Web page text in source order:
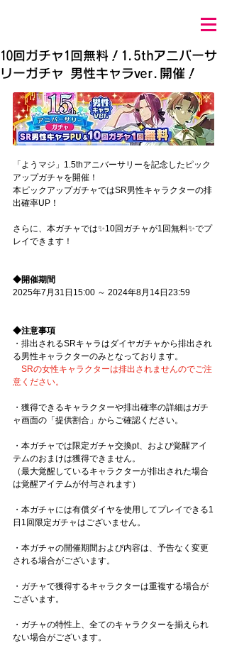
10回ガチャ1回無料！1.5thアニバーサ
リーガチャ 男性キャラver.開催！
「ようマジ」1.5thアニバーサリーを記念したピック
アップガチャを開催！
本ピックアップガチャではSR男性キャラクターの排
出確率UP！
さらに、本ガチャでは✨️10回ガチャが1回無料✨️でプ
レイできます！
◆開催期間
2025年7月31日15:00 ～ 2024年8月14日23:59
◆注意事項
・排出されるSRキャラはダイヤガチャから排出され
る男性キャラクターのみとなっております。
SRの女性キャラクターは排出されませんのでご注
意ください。
・獲得できるキャラクターや排出確率の詳細はガチ
ャ画面の「提供割合」からご確認ください。
・本ガチャでは限定ガチャ交換pt、および覚醒アイ
テムのおまけは獲得できません。
（最大覚醒しているキャラクターが排出された場合
は覚醒アイテムが付与されます）
・本ガチャには有償ダイヤを使用してプレイできる1
日1回限定ガチャはございません。
・本ガチャの開催期間および内容は、予告なく変更
される場合がございます。
・ガチャで獲得するキャラクターは重複する場合が
ございます。
・ガチャの特性上、全てのキャラクターを揃えられ
ない場合がございます。